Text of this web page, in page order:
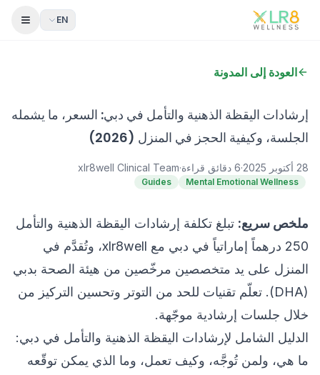
EN
العودة إلى المدونة
إرشادات اليقظة الذهنية والتأمل في دبي: السعر، ما يشمله
الجلسة، وكيفية الحجز في المنزل (2026)
28 أكتوبر 2025 ·
6 دقائق قراءة·
xlr8well Clinical Team
Mental Emotional Wellness
Guides
ملخص سريع: تبلغ تكلفة إرشادات اليقظة الذهنية والتأمل
250 درهماً إماراتياً في دبي مع xlr8well، وتُقدَّم في
المنزل على يد متخصصين مرخّصين من هيئة الصحة بدبي
(DHA). تعلّم تقنيات للحد من التوتر وتحسين التركيز من
خلال جلسات إرشادية موجّهة.
الدليل الشامل لإرشادات اليقظة الذهنية والتأمل في دبي:
ما هي، ولمن تُوجَّه، وكيف تعمل، وما الذي يمكن توقّعه